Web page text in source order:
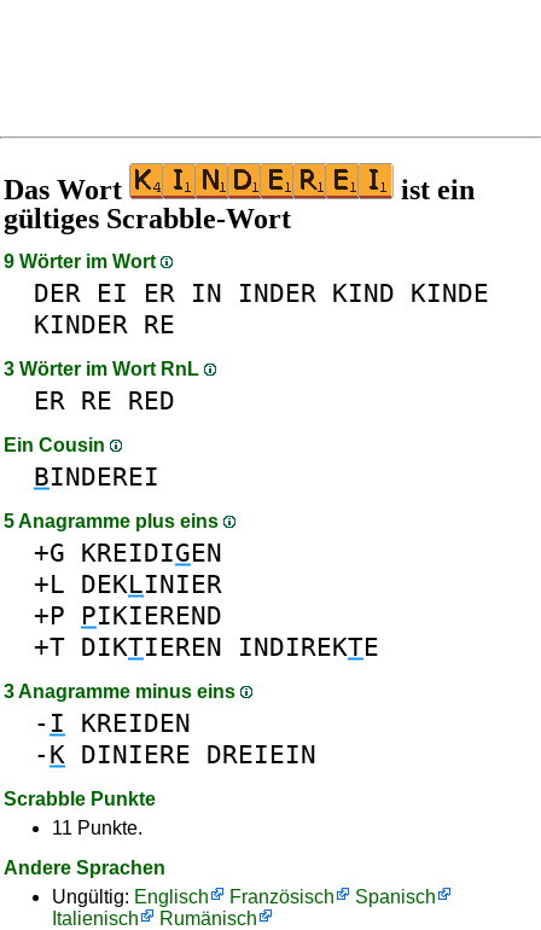
Das Wort
ist ein
gültiges Scrabble-Wort
9 Wörter im Wort
DER EI ER IN INDER KIND KINDE
KINDER RE
3 Wörter im Wort RnL
ER RE RED
Ein Cousin
BINDEREI
5 Anagramme plus eins
+G KREIDIGEN
+L DEKLINIER
+P PIKIEREND
+T DIKTIEREN INDIREKTE
3 Anagramme minus eins
- I
KREIDEN
- K DINIERE DREIEIN
Scrabble Punkte
11 Punkte.
Andere Sprachen
Ungültig: Englisch Französisch
Spanisch
Italienisch
Rumänisch